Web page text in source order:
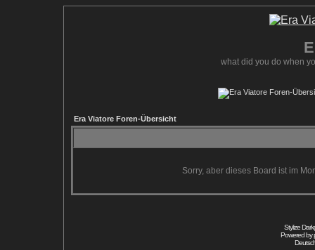
what did you do when
Era Viatore Foren-Übersicht
Sorry, aber dieses Board ist im
Stylize
Powered by